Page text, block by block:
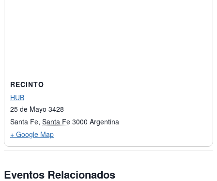
RECINTO
HUB
25 de Mayo 3428
Santa Fe, Santa Fe 3000 Argentina
+ Google Map
Eventos Relacionados